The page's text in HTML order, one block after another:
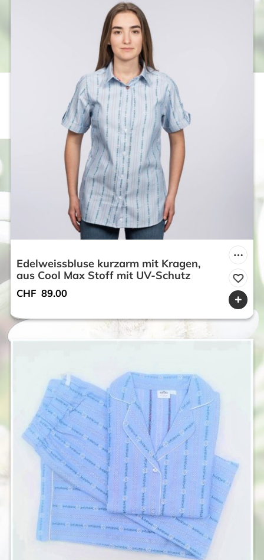
Edelweissbluse kurzarm mit Kragen,
aus Cool Max Stoff mit UV-Schutz
CHF 89.00